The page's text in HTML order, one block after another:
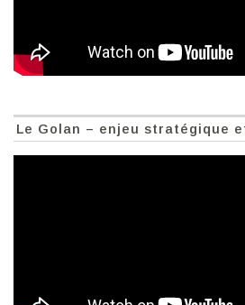
Le Golan – enjeu stratégique